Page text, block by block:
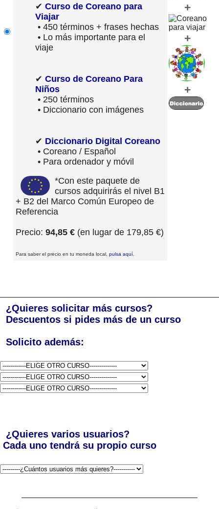
✔ Curso de Coreano para
Viajar
• 450 términos + frases hechas
• Lo más importante para el
viaje
✔ Curso de Coreano Para
Niños
• 250 términos
• Diccionario con imágenes
✔ Diccionario Digital Coreano
• Coreano / Español
• Para ordenador y móvil
*Con este paquete de
cursos adquirirás el nivel B1
+ B2 del Marco Común Europeo de
Referencia
Precio: 94,85 € (en lugar de 179,85 €)
Para saber el precio en tu moneda local, pulsa aquí
+
+
+
¿Quieres solicitar más cursos?
Descuentos si pides más de un curso
Solicito además:
¿Quieres varios usuarios?
Cada uno tendrá su propio curso